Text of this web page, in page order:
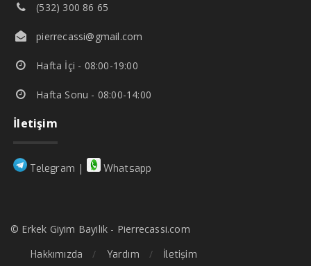
(532) 300 86 65
pierrecassi@gmail.com
Hafta İçi - 08:00-19:00
Hafta Sonu - 08:00-14:00
İletişim
Telegram | Whatsapp
© Erkek Giyim Bayilik - Pierrecassi.com
Hakkımızda
Yardım İletişim